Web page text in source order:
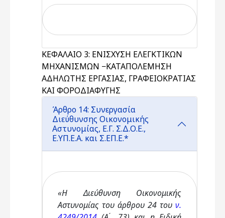
ΚΕΦΑΛΑΙΟ 3: ΕΝΙΣΧΥΣΗ ΕΛΕΓΚΤΙΚΩΝ
ΜΗΧΑΝΙΣΜΩΝ −ΚΑΤΑΠΟΛΕΜΗΣΗ
ΑΔΗΛΩΤΗΣ ΕΡΓΑΣΙΑΣ, ΓΡΑΦΕΙΟΚΡΑΤΙΑΣ
ΚΑΙ ΦΟΡΟΔΙΑΦΥΓΗΣ
Άρθρο 14: Συνεργασία
Διεύθυνσης Οικονομικής
Αστυνομίας, Ε.Γ. Σ.Δ.Ο.Ε.,
Ε.ΥΠ.Ε.Α. και Σ.ΕΠ.Ε.*
«Η Διεύθυνση Οικονομικής
Αστυνομίας του άρθρου 24 του ν.